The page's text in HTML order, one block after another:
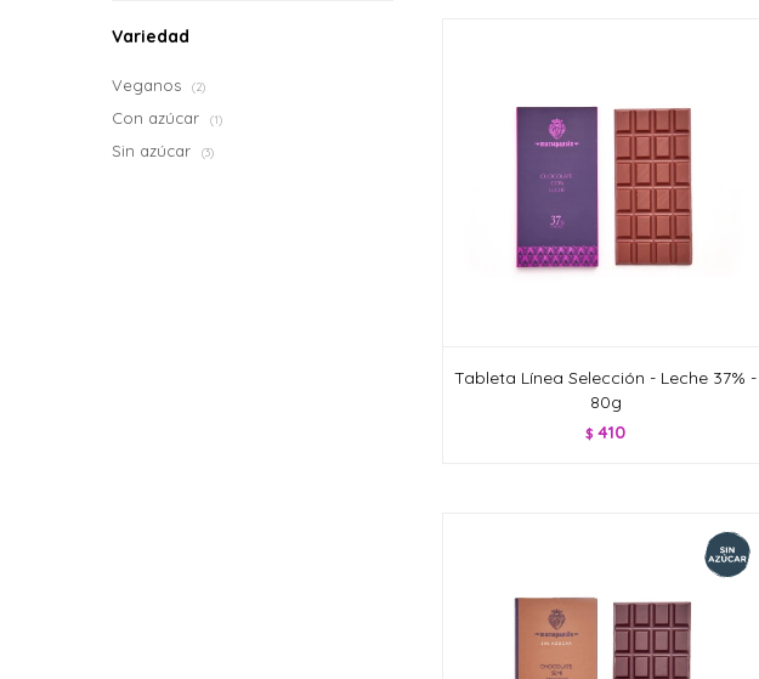
Tableta Línea Selección - Leche 37% -
80g
$ 410
Variedad
Veganos (2)
Con azúcar (1)
Sin azúcar (3)